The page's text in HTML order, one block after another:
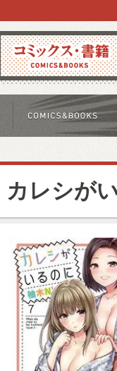
コミックス
カレシが